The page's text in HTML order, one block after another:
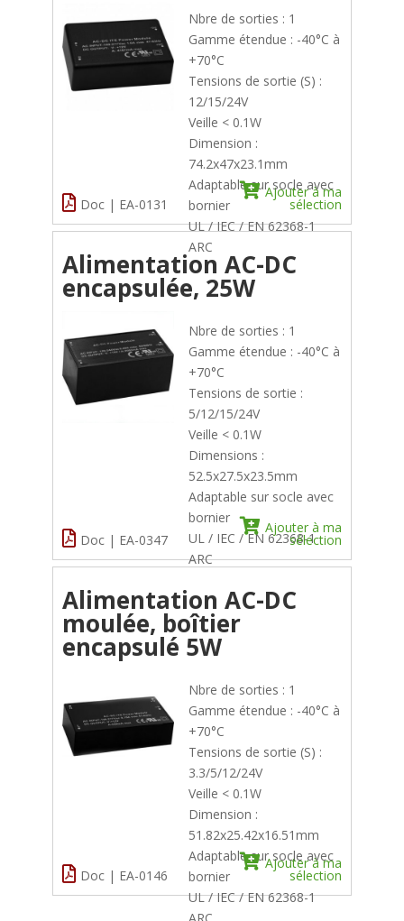
Nbre de sorties : 1
Gamme étendue : -40°C à
+70°C
Tensions de sortie (S) :
12/15/24V
Veille < 0.1W
Dimension :
74.2x47x23.1mm
Adaptable sur socle avec
bornier
UL / IEC / EN 62368-1
ARC
Ajouter à ma
sélection
Doc | EA-0131
Alimentation AC-DC
encapsulée, 25W
Nbre de sorties : 1
Gamme étendue : -40°C à
+70°C
Tensions de sortie :
5/12/15/24V
Veille < 0.1W
Dimensions :
52.5x27.5x23.5mm
Adaptable sur socle avec
bornier
UL / IEC / EN 62368-1
ARC
Ajouter à ma
sélection
Doc | EA-0347
Alimentation AC-DC
moulée, boîtier
encapsulé 5W
Nbre de sorties : 1
Gamme étendue : -40°C à
+70°C
Tensions de sortie (S) :
3.3/5/12/24V
Veille < 0.1W
Dimension :
51.82x25.42x16.51mm
Adaptable sur socle avec
bornier
UL / IEC / EN 62368-1
ARC
Ajouter à ma
sélection
Doc | EA-0146